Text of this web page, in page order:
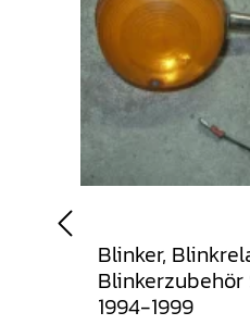
Blinker,
Blinkerzubehör
1994-1999